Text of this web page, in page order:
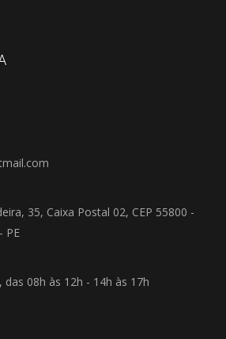
35, Caixa Postal 02, CEP 55800 -
PE
das 08h às 12h - 14h às 17h